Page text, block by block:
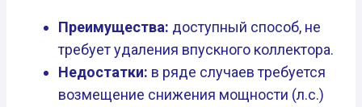
Преимущества: доступный способ, не
требует удаления впускного коллектора.
Недостатки: в ряде случаев требуется
возмещение снижения мощности (л.с.)